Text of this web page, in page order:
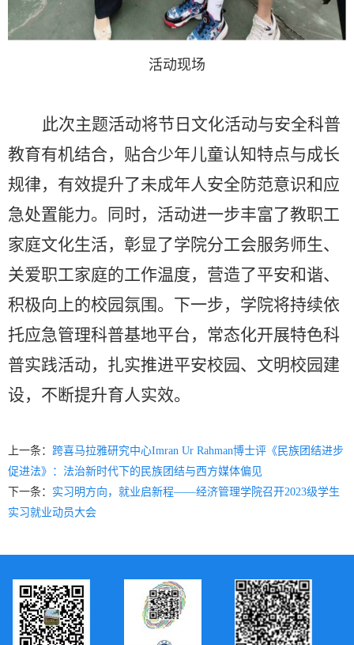
活动现场
此次主题活动将节日文化活动与安全科普
教育有机结合，贴合少年儿童认知特点与成长
规律，有效提升了未成年人安全防范意识和应
急处置能力。同时，活动进一步丰富了教职工
家庭文化生活，彰显了学院分工会服务师生、
关爱职工家庭的工作温度，营造了平安和谐、
积极向上的校园氛围。下一步，学院将持续依
托应急管理科普基地平台，常态化开展特色科
普实践活动，扎实推进平安校园、文明校园建
设，不断提升育人实效。
上一条： 跨喜马拉雅研究中心Imran Ur Rahman博士评《民族团结进步
促进法》：法治新时代下的民族团结与西方媒体偏见
下一条： 实习明方向，就业启新程——经济管理学院召开2023级学生
实习就业动员大会